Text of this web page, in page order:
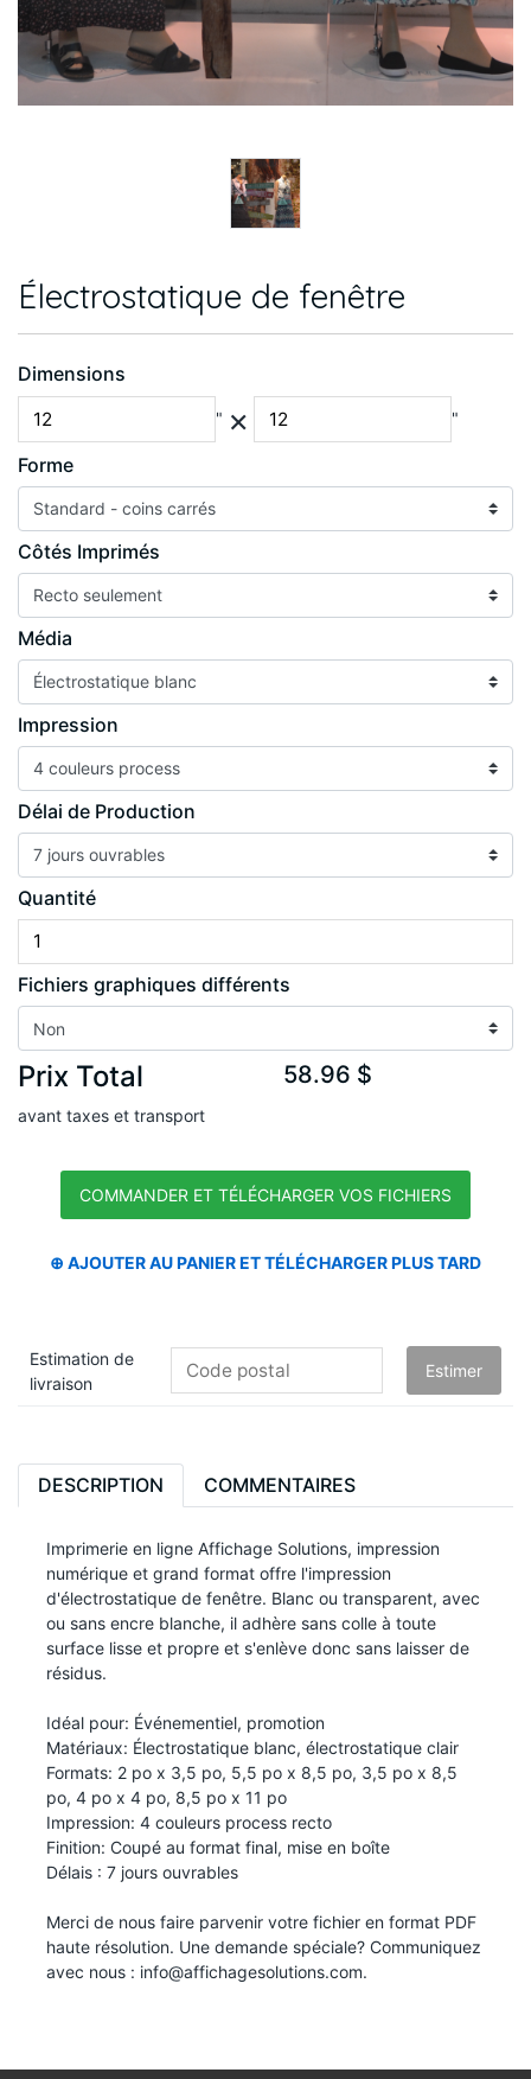
Électrostatique de fenêtre
Dimensions
" × "
Forme
Côtés Imprimés
Média
Impression
Délai de Production
Quantité
Fichiers graphiques différents
Prix Total
avant taxes et transport
58.96 $
Estimation de
livraison
DESCRIPTION COMMENTAIRES
Imprimerie en ligne Affichage Solutions, impression
numérique et grand format offre l'impression
d'électrostatique de fenêtre. Blanc ou transparent, avec
ou sans encre blanche, il adhère sans colle à toute
surface lisse et propre et s'enlève donc sans laisser de
résidus.
Idéal pour: Événementiel, promotion
Matériaux: Électrostatique blanc, électrostatique clair
Formats: 2 po x 3,5 po, 5,5 po x 8,5 po, 3,5 po x 8,5
po, 4 po x 4 po, 8,5 po x 11 po
Impression: 4 couleurs process recto
Finition: Coupé au format final, mise en boîte
Délais : 7 jours ouvrables
Merci de nous faire parvenir votre fichier en format PDF
haute résolution. Une demande spéciale? Communiquez
avec nous : info@affichagesolutions.com.